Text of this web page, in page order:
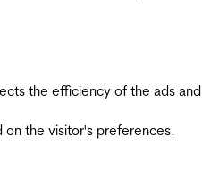
the efficiency of the ads
on the visitor's preferences.